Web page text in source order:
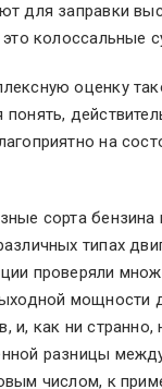
для заправки
колоссальные
оценку
на
сорта бензина
типах
проверяли
мощности
и, как ни странно,
разницы
числом, к